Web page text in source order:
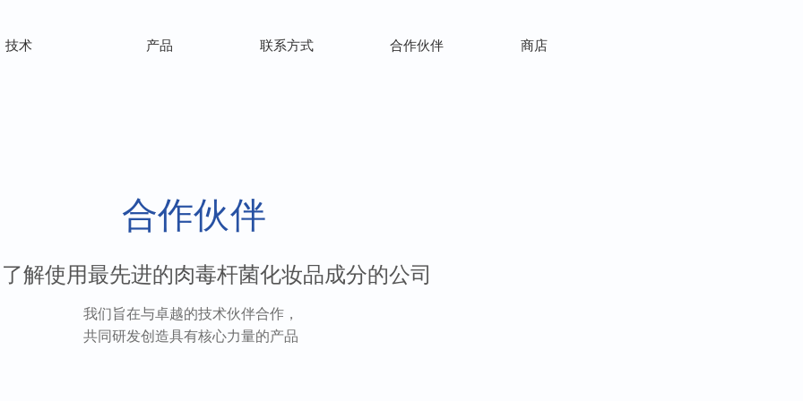
技术 产品 联系方式 合作伙伴 商店
合作伙伴
了解使用最先进的肉毒杆菌化妆品成分的公司
我们旨在与卓越的技术伙伴合作，
共同研发创造具有核心力量的产品